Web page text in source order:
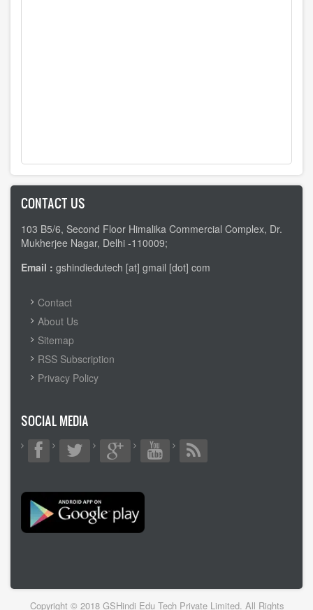
CONTACT US
103 B5/6, Second Floor Himalika Commercial Complex, Dr.
Mukherjee Nagar, Delhi -110009;
Email : gshindiedutech [at] gmail [dot] com
FOOTER
MENU
Contact
About Us
Sitemap
RSS Subscription
Privacy Policy
SOCIAL MEDIA
Copyright © 2018 GSHindi Edu Tech Private Limited. All Rights